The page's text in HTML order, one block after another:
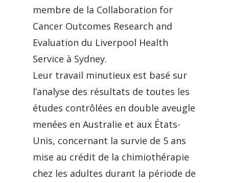
membre de la Collaboration for
Cancer Outcomes Research and
Evaluation du Liverpool Health
Service à Sydney.
Leur travail minutieux est basé sur
l’analyse des résultats de toutes les
études contrôlées en double aveugle
menées en Australie et aux États-
Unis, concernant la survie de 5 ans
mise au crédit de la chimiothérapie
chez les adultes durant la période de